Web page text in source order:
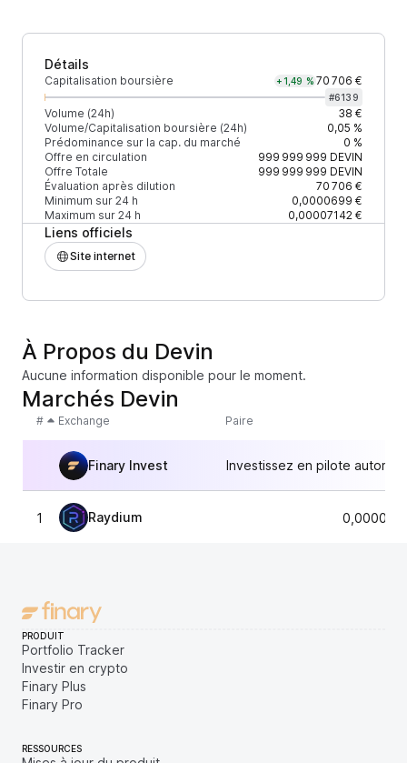
Détails
Capitalisation boursière +1,49 % 70 706 €
#6139
Volume (24h)
38 €
Volume/Capitalisation boursière (24h)
0,05 %
Prédominance sur la cap. du marché
0 %
Offre en circulation
999 999 999 DEVIN
Offre Totale
999 999 999 DEVIN
Évaluation après dilution
70 706 €
Minimum sur 24 h
0,0000699 €
Maximum sur 24 h
0,00007142 €
Liens officiels
Site internet
À Propos du Devin
Aucune information disponible pour le moment.
Marchés Devin
# Exchange Paire
Finary Invest Investissez en pilote
1 Raydium
PRODUIT
Portfolio Tracker
Investir en crypto
Finary Plus
Finary Pro
RESSOURCES